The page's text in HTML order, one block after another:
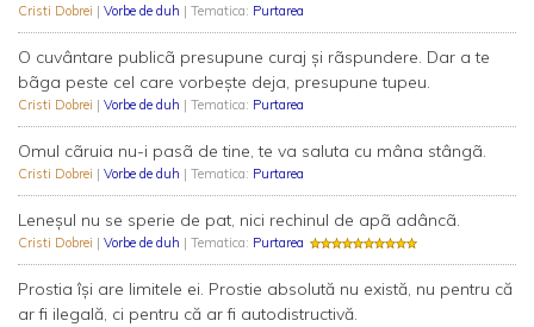
Cristi Dobrei | Vorbe de duh | Tematica: Purtarea
O cuvântare publicã presupune curaj şi rãspundere. Dar a te
bãga peste cel care vorbeşte deja, presupune tupeu.
Cristi Dobrei | Vorbe de duh | Tematica: Purtarea
Omul cãruia nu-i pasã de tine, te va saluta cu mâna stângã.
Cristi Dobrei | Vorbe de duh | Tematica: Purtarea
Leneşul nu se sperie de pat, nici rechinul de apã adâncã.
Cristi Dobrei | Vorbe de duh | Tematica: Purtarea
Prostia îşi are limitele ei. Prostie absolută nu există, nu pentru că
ar fi ilegală, ci pentru că ar fi autodistructivă.